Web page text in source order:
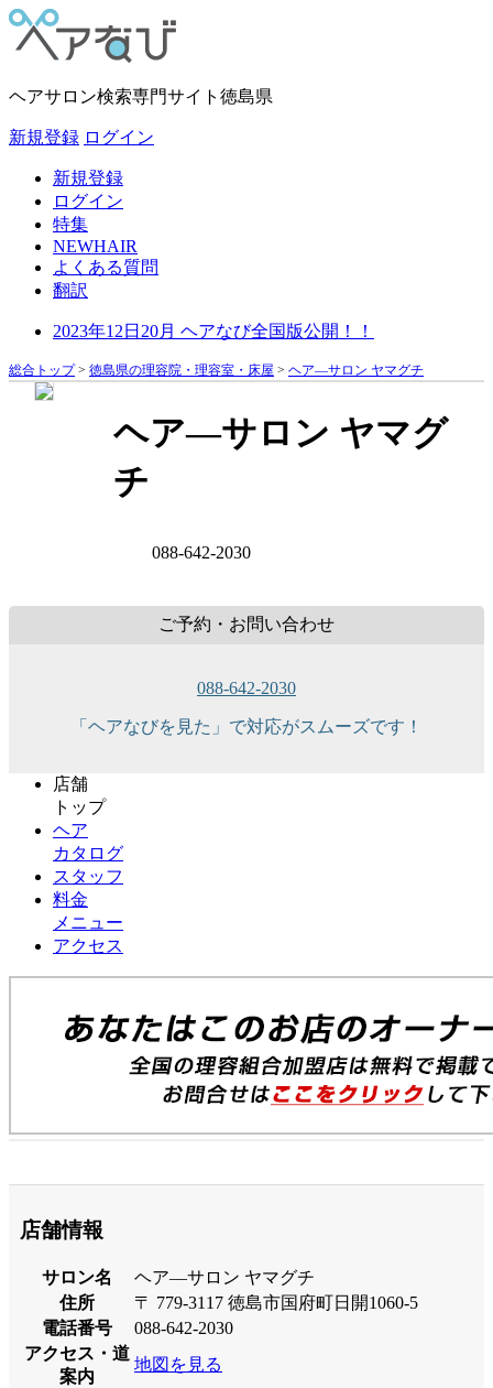
ヘアサロン検索専門サイト 徳島県
新規登録 ログイン
新規登録
ログイン
特集
NEWHAIR
よくある質問
翻訳
2023年12日20月 ヘアなび全国版公開！！
総合トップ> 徳島県の理容院・理容室・床屋 > ヘア―サロン ヤマグチ
ヘア―サロン ヤマグ
チ
088-642-2030
ご予約・お問い合わせ
088-642-2030
「ヘアなびを見た」で対応がスムーズです！
店舗
トップ
ヘア
カタログ
スタッフ
料金
メニュー
アクセス
店舗情報
サロン名
ヘア―サロン ヤマグチ
住所
〒 779-3117 徳島市国府町日開1060-5
電話番号
088-642-2030
アクセス・道
案内
地図を見る